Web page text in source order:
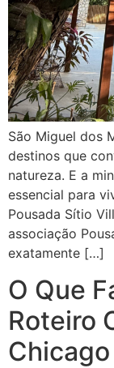
São Miguel dos
destinos que
natureza. E a
essencial para
Pousada Sítio
associação
exatamente […]
O Que
Roteiro
Chicago